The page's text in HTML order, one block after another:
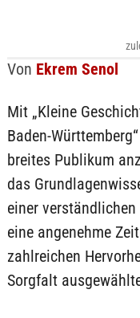
Von Ekrem Senol
Mit „Kleine
Baden-
breites Publikum
das
einer
eine angenehme
zahlreichen
Sorgfalt